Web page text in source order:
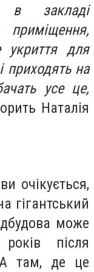
в закладі
приміщення,
укриття для
приходять на
усе це,
Наталія
очікується,
гігантський
може
після
А там, де це